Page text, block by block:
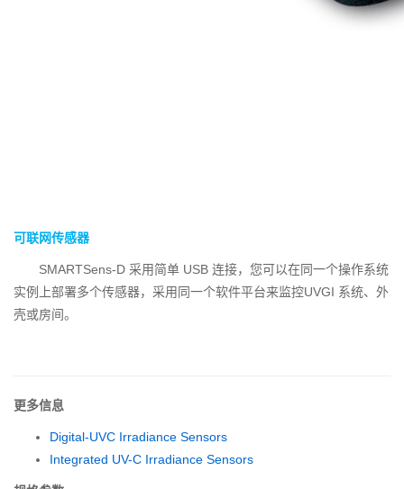
可联网传感器
SMARTSens-D 采用简单 USB 连接，您可以在同一个操作系统
实例上部署多个传感器，采用同一个软件平台来监控UVGI 系统、外
壳或房间。
更多信息
Digital-UVC Irradiance Sensors
Integrated UV-C Irradiance Sensors